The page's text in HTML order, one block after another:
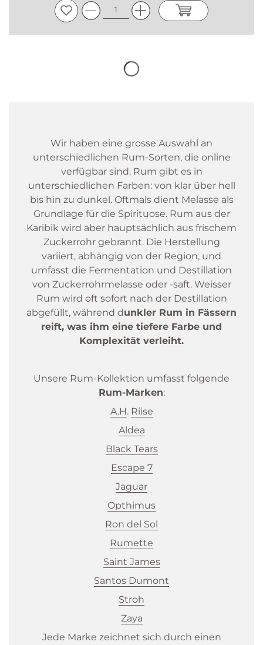
Wir haben eine grosse Auswahl an
unterschiedlichen Rum-Sorten, die online
verfügbar sind. Rum gibt es in
unterschiedlichen Farben: von klar über hell
bis hin zu dunkel. Oftmals dient Melasse als
Grundlage für die Spirituose. Rum aus der
Karibik wird aber hauptsächlich aus frischem
Zuckerrohr gebrannt. Die Herstellung
variiert, abhängig von der Region, und
umfasst die Fermentation und Destillation
von Zuckerrohrmelasse oder -saft. Weisser
Rum wird oft sofort nach der Destillation
abgefüllt, während dunkler Rum in Fässern
reift, was ihm eine tiefere Farbe und
Komplexität verleiht.
Unsere Rum-Kollektion umfasst folgende
Rum-Marken:
A.H. Riise
Aldea
Black Tears
Escape 7
Jaguar
Opthimus
Ron del Sol
Rumette
Saint James
Santos Dumont
Stroh
Zaya
Jede Marke zeichnet sich durch einen